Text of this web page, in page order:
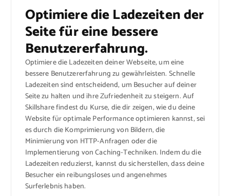
Optimiere die Ladezeiten der
Seite für eine bessere
Benutzererfahrung.
Optimiere die Ladezeiten deiner Webseite, um eine
bessere Benutzererfahrung zu gewährleisten. Schnelle
Ladezeiten sind entscheidend, um Besucher auf deiner
Seite zu halten und ihre Zufriedenheit zu steigern. Auf
Skillshare findest du Kurse, die dir zeigen, wie du deine
Website für optimale Performance optimieren kannst, sei
es durch die Komprimierung von Bildern, die
Minimierung von HTTP-Anfragen oder die
Implementierung von Caching-Techniken. Indem du die
Ladezeiten reduzierst, kannst du sicherstellen, dass deine
Besucher ein reibungsloses und angenehmes
Surferlebnis haben.